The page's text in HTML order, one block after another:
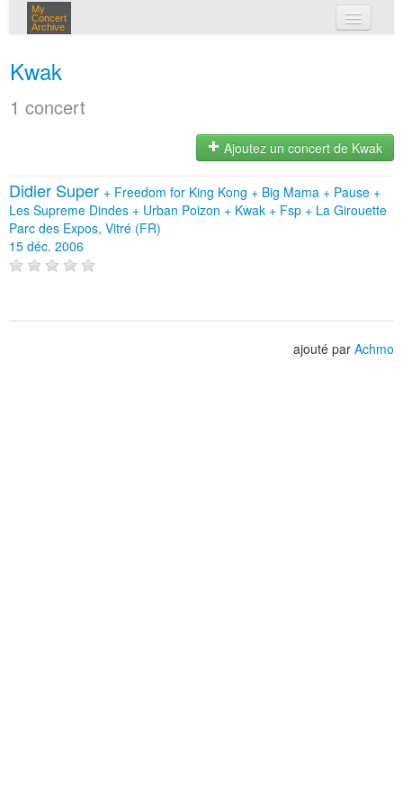
My
Concert
Archive
Kwak
1 concert
Ajoutez un concert de Kwak
Didier Super + Freedom for King Kong + Big Mama + Pause +
Les Supreme Dindes + Urban Poizon + Kwak + Fsp + La Girouette
Parc des Expos, Vitré (FR)
15 déc. 2006
ajouté par Achmo